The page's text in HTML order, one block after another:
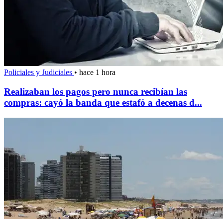
Policiales y Judiciales • hace 1 hora
Realizaban los pagos pero nunca recibían las
compras: cayó la banda que estafó a decenas d...